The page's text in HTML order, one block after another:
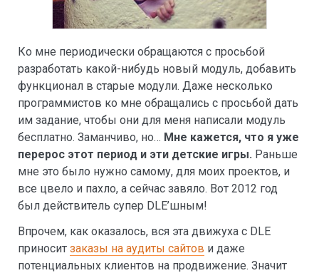
Ко мне периодически обращаются с просьбой
разработать какой-нибудь новый модуль, добавить
функционал в старые модули. Даже несколько
программистов ко мне обращались с просьбой дать
им задание, чтобы они для меня написали модуль
бесплатно. Заманчиво, но… Мне кажется, что я уже
перерос этот период и эти детские игры. Раньше
мне это было нужно самому, для моих проектов, и
все цвело и пахло, а сейчас завяло. Вот 2012 год
был действитель супер DLE’шным!
Впрочем, как оказалось, вся эта движуха с DLE
приносит заказы на аудиты сайтов и даже
потенциальных клиентов на продвижение. Значит